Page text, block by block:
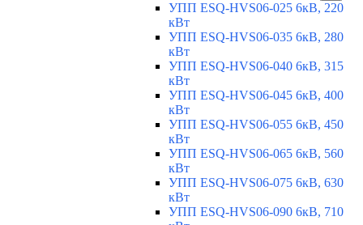
УПП ESQ-HVS06-025 6кВ, 220
кВт
УПП ESQ-HVS06-035 6кВ, 280
кВт
УПП ESQ-HVS06-040 6кВ, 315
кВт
УПП ESQ-HVS06-045 6кВ, 400
кВт
УПП ESQ-HVS06-055 6кВ, 450
кВт
УПП ESQ-HVS06-065 6кВ, 560
кВт
УПП ESQ-HVS06-075 6кВ, 630
кВт
УПП ESQ-HVS06-090 6кВ, 710